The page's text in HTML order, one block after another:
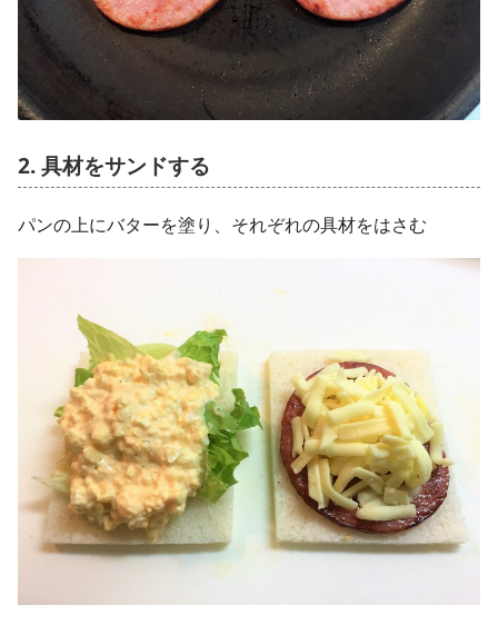
2. 具材をサンドする
パンの上にバターを塗り、それぞれの具材をはさむ